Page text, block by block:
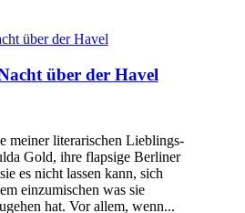
über der Havel
meiner literarischen Lieblings-
Gold, ihre flapsige Berliner
es nicht lassen kann, sich
einzumischen was sie
hat. Vor allem, wenn...